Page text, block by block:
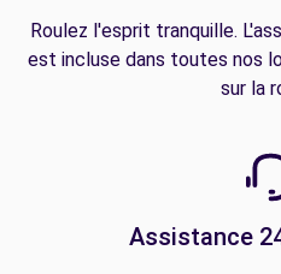
Roulez l'esprit tranquille.
est incluse dans toutes nos
sur la
Assistance